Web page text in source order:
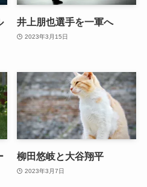
井上朋也選手を一軍へ
2023年3月15日
柳田悠岐と大谷翔平
2023年3月7日